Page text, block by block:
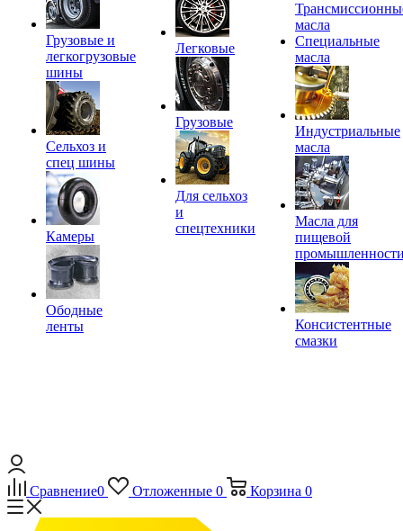
Грузовые и
легкогрузовые
шины
Сельхоз и
спец шины
Камеры
Ободные
ленты
Легковые
Грузовые
Для сельхоз
и
спецтехники
масла
Специальные
масла
Индустриальные
масла
Масла для
пищевой
Консистентные
смазки
Сравнение0 Отложенные 0 Корзина 0